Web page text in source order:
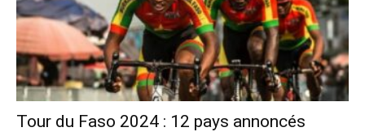
Tour du Faso 2024 : 12 pays annoncés